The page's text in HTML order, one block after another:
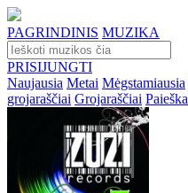
PAGRINDINIS MUZIKA
PRISIJUNGTI
Naujausia Metai Mėgstamiausia
grojaraščiai Grojaraščiai Paieška